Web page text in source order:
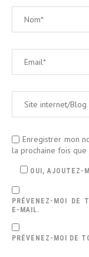
Enregistrer mon
la prochaine fois que
OUI, AJOUTEZ-
PRÉVENEZ-MOI DE
E-MAIL.
PRÉVENEZ-MOI DE